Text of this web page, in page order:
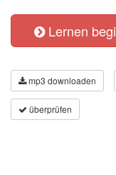
Lernen
mp3 downloaden
überprüfen